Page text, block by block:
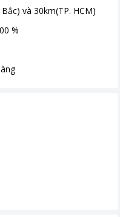
và 30km(TP. HCM)
%